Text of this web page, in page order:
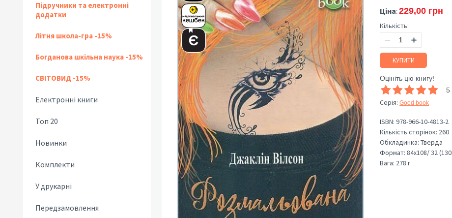
Підручники та електронні
додатки
Літня школа-гра -15%
Богданова шкільна наука -15%
СВІТОВИД -15%
Електронні книги
Топ 20
Новинки
Комплекти
У друкарні
Передзамовлення
Ціна: 229,00 грн
Кількість:
КУПИТИ
Оцініть цю книгу!
5
Серія: Good book
ISBN: 978-966-10-4813-2
Кількість сторінок: 260
Обкладинка: Тверда
Формат: 84х108/ 32
Вага: 278 г